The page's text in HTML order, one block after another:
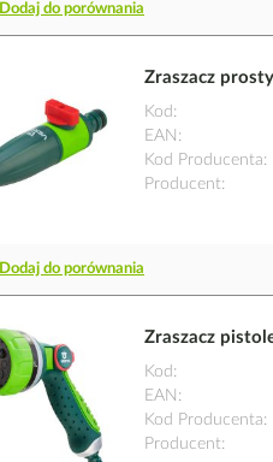
Dodaj do porównania
Zraszacz
Kod
EAN
Kod Producenta
Producent
Dodaj do porównania
Zraszacz
Kod
EAN
Kod Producenta
Producent